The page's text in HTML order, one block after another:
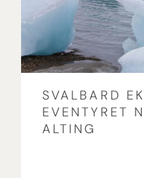
SVALBARD
EVENTYRET
ALTING